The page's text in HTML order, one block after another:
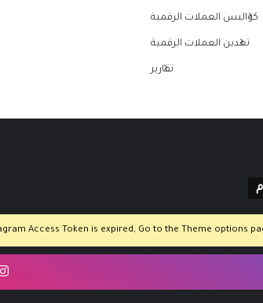
كواليس العملات الرقمية
تعدين العملات الرقمية
تقارير
Access Token is expired, Go to the Theme options